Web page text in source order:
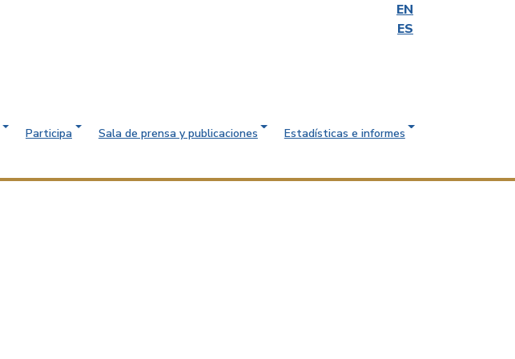
EN
ES
Participa Sala de prensa y publicaciones
Estadísticas e informes